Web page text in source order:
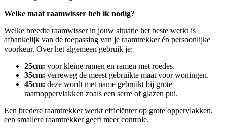
Welke maat raamwisser heb ik nodig?
Welke breedte raamwisser in jouw situatie het beste werkt is
afhankelijk van de toepassing van je raamtrekker én persoonlijke
voorkeur. Over het algemeen gebruik je:
25cm: voor kleine ramen en ramen met roedes.
35cm: verreweg de meest gebruikte maat voor woningen.
45cm: deze wordt met name gebruikt bij grote
raamoppervlakken zoals een serre of glazen pui.
Een bredere raamtrekker werkt efficiënter op grote oppervlakken,
een smallere raamtrekker geeft meer controle.